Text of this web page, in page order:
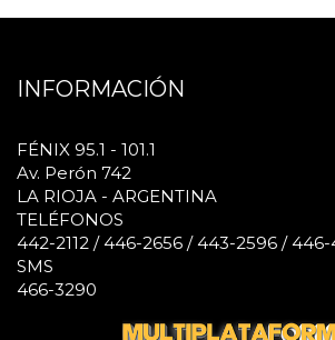
INFORMACIÓN
FÉNIX 95.1 - 101.1
Av. Perón 742
LA RIOJA - ARGENTINA
TELÉFONOS
442-2112 / 446-2656 / 443-2596 /
SMS
466-3290